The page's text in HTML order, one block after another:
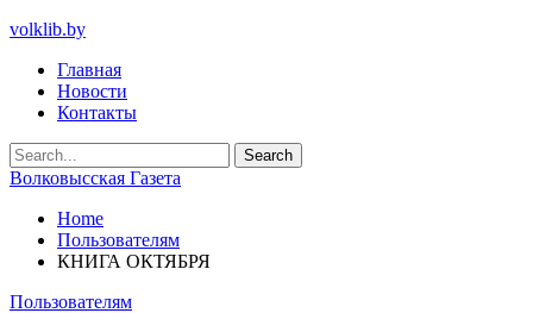
volklib.by
Главная
Новости
Контакты
Волковысская Газета
Home
Пользователям
КНИГА ОКТЯБРЯ
Пользователям